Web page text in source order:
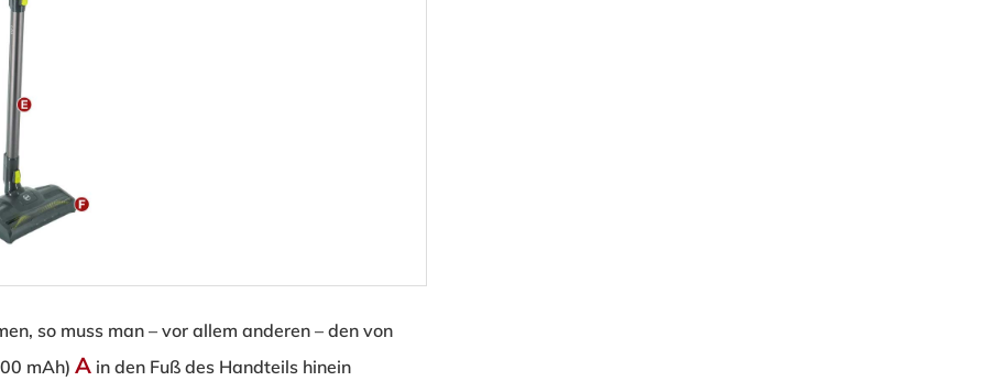
so muss man – vor allem anderen – den von
mAh) A in den Fuß des Handteils hinein